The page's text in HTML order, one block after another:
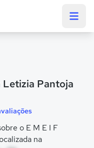
Letizia Pantoja
o E M E I F
na